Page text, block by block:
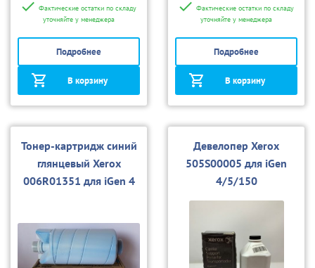
Фактические остатки по складу
уточняйте у менеджера
Подробнее
В корзину
Фактические остатки по складу
уточняйте у менеджера
Подробнее
В корзину
Тонер-картридж синий
глянцевый Xerox
006R01351 для iGen 4
Девелопер Xerox
505S00005 для iGen
4/5/150